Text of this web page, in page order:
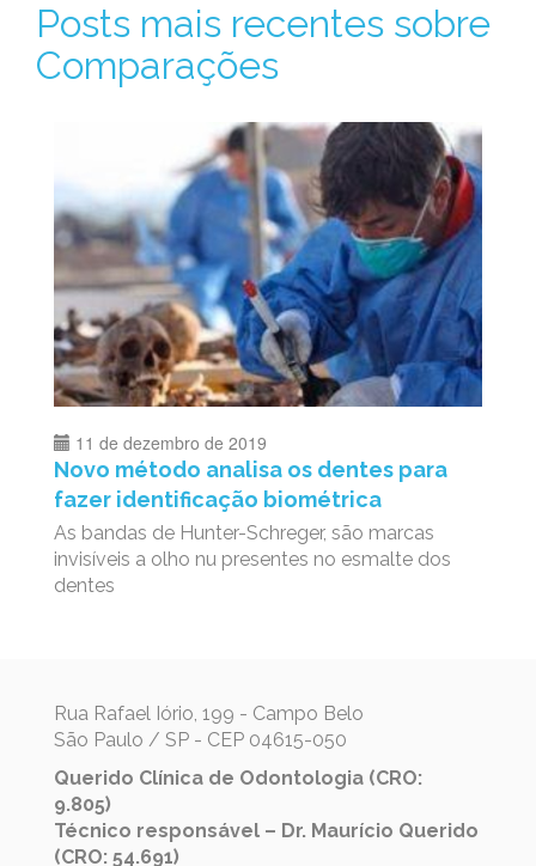
Posts mais recentes sobre
Comparações
11 de dezembro de 2019
Novo método analisa os dentes para
fazer identificação biométrica
As bandas de Hunter-Schreger, são marcas
invisíveis a olho nu presentes no esmalte dos
dentes
Rua Rafael Iório, 199 - Campo Belo
São Paulo / SP - CEP 04615-050
Querido Clínica de Odontologia (CRO:
9.805)
Técnico responsável – Dr. Maurício Querido
(CRO: 54.691)